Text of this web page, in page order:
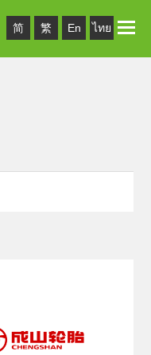
简 繁 En ไทย Toggle